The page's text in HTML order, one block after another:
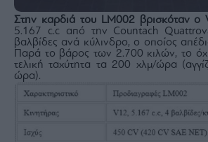
Στην καρδιά του LM002 βρισκόταν ο
5.167 c.c από την Countach
βαλβίδες ανά κύλινδρο, ο οποίος
Παρά το βάρος των 2.700 κιλών, το
τελική ταχύτητα τα 200 χλμ/ώρα
ώρα).